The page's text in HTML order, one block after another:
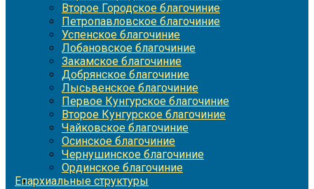
Второе Городское благочиние
Петропавловское благочиние
Успенское благочиние
Лобановское благочиние
Закамское благочиние
Добрянское благочиние
Лысьвенское благочиние
Первое Кунгурское благочиние
Второе Кунгурское благочиние
Чайковское благочиние
Осинское благочиние
Чернушинское благочиние
Ординское благочиние
Епархиальные структуры